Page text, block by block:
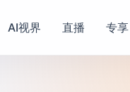
AI视界 直播 专享